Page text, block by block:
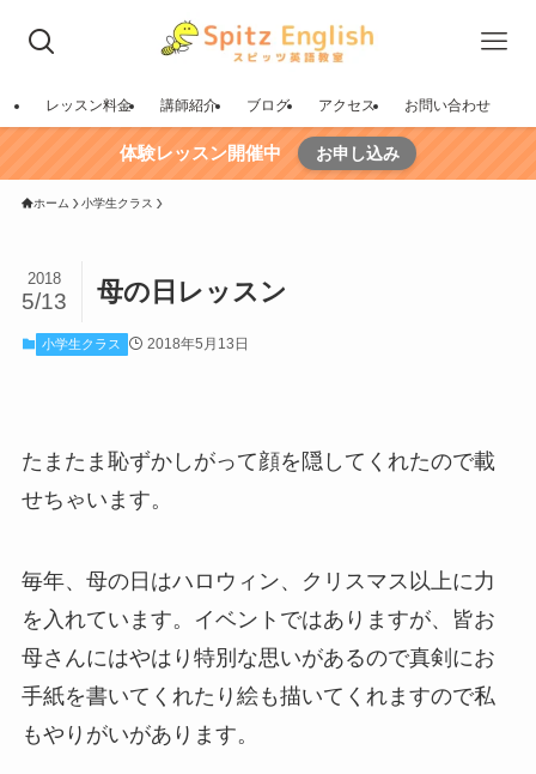
レッスン料金 講師紹介 ブログ アクセス お問い合わせ
体験レッスン開催中 お申し込み
ホーム 小学生クラス
母の日レッスン
2018
5/13
小学生クラス 2018年5月13日
たまたま恥ずかしがって顔を隠してくれたので載
せちゃいます。
毎年、母の日はハロウィン、クリスマス以上に力
を入れています。イベントではありますが、皆お
母さんにはやはり特別な思いがあるので真剣にお
手紙を書いてくれたり絵も描いてくれますので私
もやりがいがあります。